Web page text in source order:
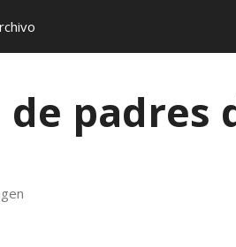
padres